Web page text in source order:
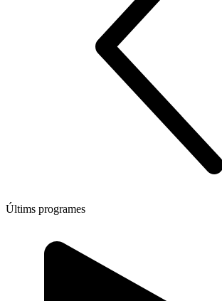
Últims programes